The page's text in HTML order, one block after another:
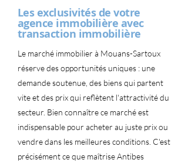
Les exclusivités de votre
agence immobilière avec
transaction immobilière
Le marché immobilier à Mouans-Sartoux
réserve des opportunités uniques : une
demande soutenue, des biens qui partent
vite et des prix qui reflètent l'attractivité du
secteur. Bien connaître ce marché est
indispensable pour acheter au juste prix ou
vendre dans les meilleures conditions. C'est
précisément ce que maîtrise Antibes